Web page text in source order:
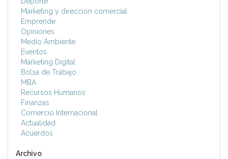
Marketing y dirección comercial
Emprende
Opiniones
Medio Ambiente
Eventos
Marketing Digital
Bolsa de Trabajo
MBA
Recursos Humanos
Finanzas
Comercio Internacional
Actualidad
Acuerdos
Archivo